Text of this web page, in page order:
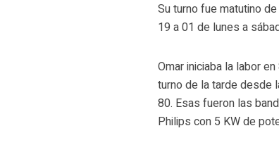
Su turno fue matutino
19 a 01 de lunes a
Omar iniciaba la labor
turno de la tarde desde
80. Esas fueron las
Philips con 5 KW de